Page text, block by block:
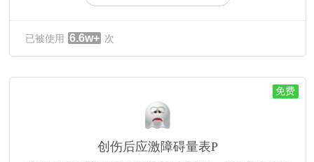
已被使用 6.6w+ 次
免费
创伤后应激障碍量表P